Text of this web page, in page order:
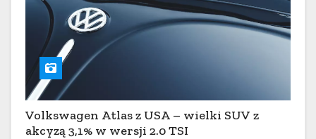
Volkswagen Atlas z USA – wielki SUV z
akcyzą 3,1% w wersji 2.0 TSI